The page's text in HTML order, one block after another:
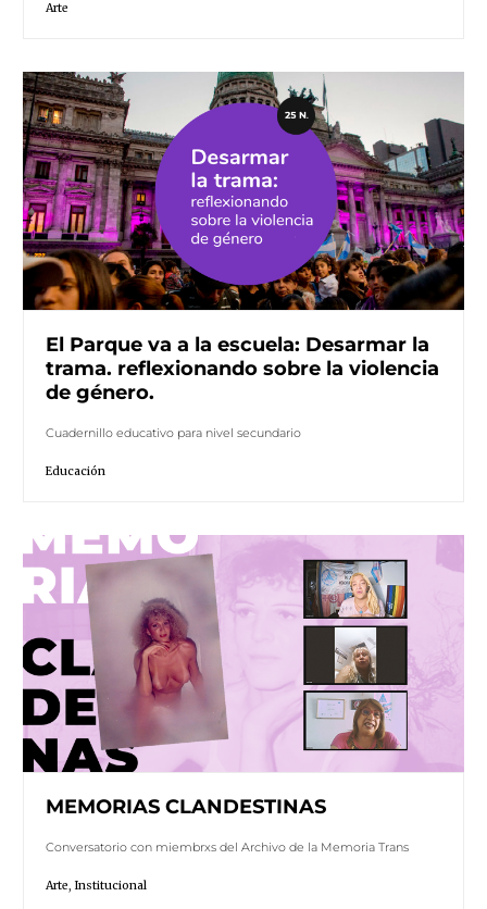
Arte
El Parque va a la escuela: Desarmar la
trama. reflexionando sobre la violencia
de género.
Cuadernillo educativo para nivel secundario
Educación
MEMORIAS CLANDESTINAS
Conversatorio con miembrxs del Archivo de la Memoria Trans
Arte, Institucional